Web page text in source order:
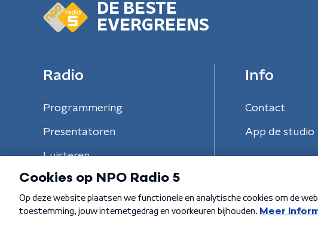
DE BESTE
EVERGREENS
Radio
Programmering
Presentatoren
Luisteren
Info
Contact
App de studio
Algemene voorwaarden Privacybeleid